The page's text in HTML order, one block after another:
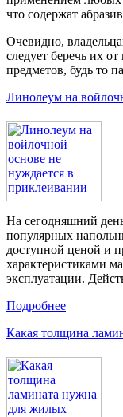
что содержат
Очевидно,
следует беречь их
предметов, будь то
Линолеум на
На сегодняшний
популярных
доступной ценой и
характеристиками
эксплуатации.
Подробнее
Какая толщина